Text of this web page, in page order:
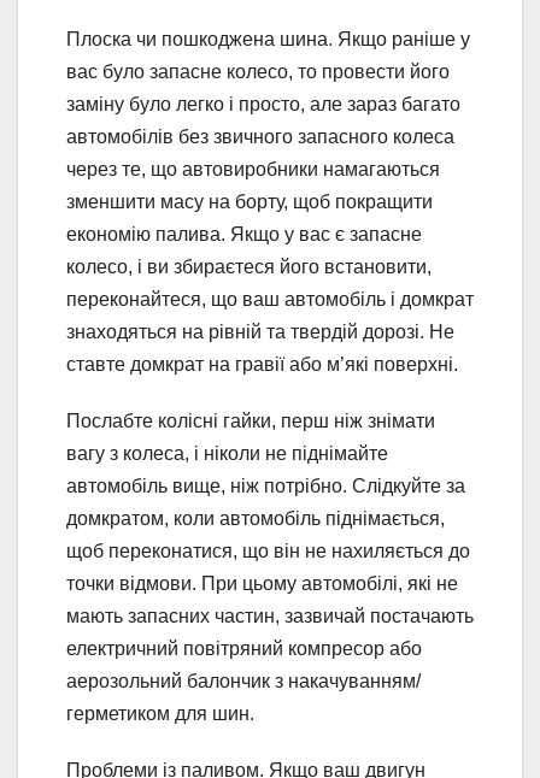
Плоска чи пошкоджена шина. Якщо раніше у
вас було запасне колесо, то провести його
заміну було легко і просто, але зараз багато
автомобілів без звичного запасного колеса
через те, що автовиробники намагаються
зменшити масу на борту, щоб покращити
економію палива. Якщо у вас є запасне
колесо, і ви збираєтеся його встановити,
переконайтеся, що ваш автомобіль і домкрат
знаходяться на рівній та твердій дорозі. Не
ставте домкрат на гравії або м’які поверхні.
Послабте колісні гайки, перш ніж знімати
вагу з колеса, і ніколи не піднімайте
автомобіль вище, ніж потрібно. Слідкуйте за
домкратом, коли автомобіль піднімається,
щоб переконатися, що він не нахиляється до
точки відмови. При цьому автомобілі, які не
мають запасних частин, зазвичай постачають
електричний повітряний компресор або
аерозольний балончик з накачуванням/
герметиком для шин.
Проблеми із паливом. Якщо ваш двигун